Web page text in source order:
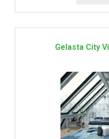
Gelasta City